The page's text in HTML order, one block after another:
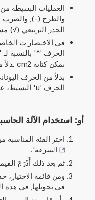
الجذر التربيعي (√)
في الاختصارات
يمكن كتابة cm2 بدلاً من cm^2.
الحرف 'u' البسيط، على سبيل المثال uPa بدلاً من µPa.
أو: استخدام الآلة
اختر الفئة المناسبة
السرعة'.
ثم بعد ذلك أَدْرَجَ
ومن قائمة الاختيار،
في تحويلها, في هذه